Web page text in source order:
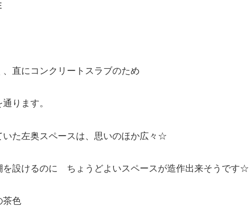
直にコンクリートスラブのため
ります。
いた左奥スペースは、思いのほか広々☆
を設けるのに ちょうどよいスペースが造作出来そうです☆
色